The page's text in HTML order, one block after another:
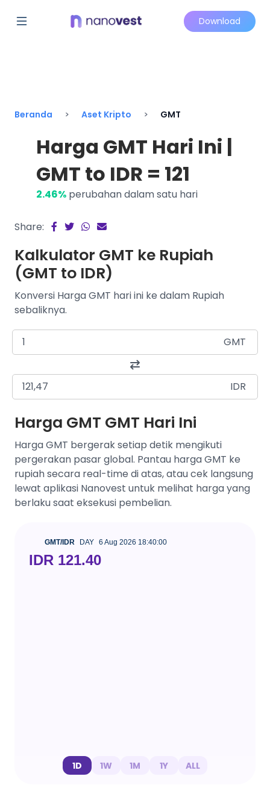
Download
Beranda Aset Kripto GMT
Harga GMT Hari Ini |
GMT to IDR = 121
2.46% perubahan dalam satu hari
Share:
Kalkulator GMT ke Rupiah
(GMT to IDR)
Konversi Harga GMT hari ini ke dalam Rupiah
sebaliknya.
GMT
IDR
Harga GMT GMT Hari Ini
Harga GMT bergerak setiap detik mengikuti
pergerakan pasar global. Pantau harga GMT ke
rupiah secara real-time di atas, atau cek langsung
lewat aplikasi Nanovest untuk melihat harga yang
berlaku saat eksekusi pembelian.
GMT/IDR DAY 6 Aug 2026 18:40:00
IDR 121.40
1D 1W 1M 1Y ALL